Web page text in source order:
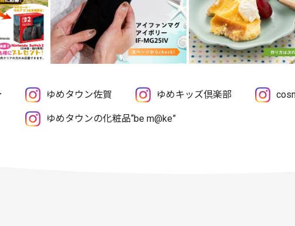
ゆめタウン佐賀 ゆめキッズ倶楽部
ゆめタウンの化粧品“be m@ke”